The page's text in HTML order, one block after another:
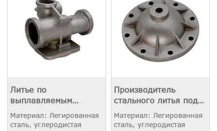
Литье по
выплавляемым
моделям из
нержавеющей стали
Материал: Легированная
сталь, углеродистая
Производитель
стального литья под
давлением в Китае
Материал: Легированная
сталь, углеродистая